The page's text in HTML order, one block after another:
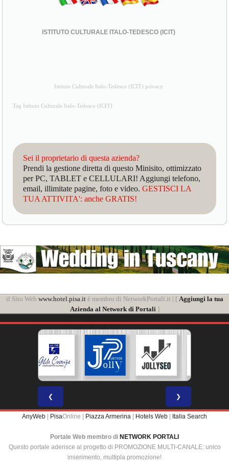
ISTITUTO CULTURALE ITALO-TEDESCO (ICIT)
Istituto Culturale Italo-Tedesco (ICIT) privacy
Tag Istituto Culturale Italo-Tedesco (ICIT)
Sei il proprietario di questa azienda?
Prendi la gestione diretta di questo Minisito, ottimizzato
per PC, TABLET e CELLULARI! Aggiungi telefono,
email, illimitate pagine, foto e video.GESTISCI LA
TUA ATTIVITA': anche GRATIS!
il Sito Web www.hotel.pisa.itè membro di NetworkPortali.it | [ Aggiungi la tua
Azienda al Network di Portali]
❮ ❯
AnyWeb PisaOnline | Piazza Armerina Hotels Web Italia Search
Portale Web membro di NETWORK PORTALI
Questo portale aderisce al progetto di PROMOZIONE MULTI-CANALE: unico
inserimento, multipla promozione!